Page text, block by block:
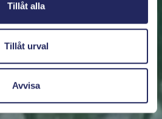
Tillåt alla
Tillåt urval
Avvisa